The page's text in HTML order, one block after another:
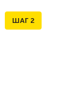
ШАГ 2